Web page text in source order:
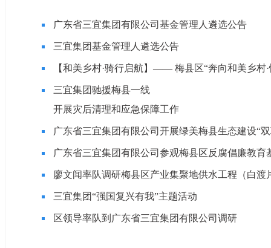
广东省三宜集团有限公司基金管理人遴选公告
三宜集团基金管理人遴选公告
【和美乡村·骑行启航】—— 梅县区“奔向和美乡村
三宜集团驰援梅县一线
开展灾后清理和应急保障工作
广东省三宜集团有限公司开展绿美梅县生态建设“
广东省三宜集团有限公司参观梅县区反腐倡廉教育
廖文闻率队调研梅县区产业集聚地供水工程（白渡
三宜集团“强国复兴有我”主题活动
区领导率队到广东省三宜集团有限公司调研